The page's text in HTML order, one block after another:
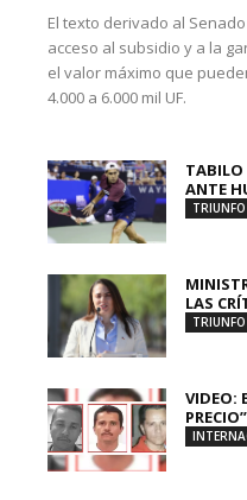
El texto derivado al
acceso al subsidio y a la
el valor máximo que
4.000 a 6.000 mil UF.
TABILO
ANTE
TRIUNFO
LAS
TRIUNFO
VIDEO: